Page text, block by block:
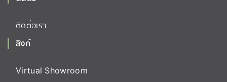
ติดต่อเรา
ลิงก์
Virtual Showroom